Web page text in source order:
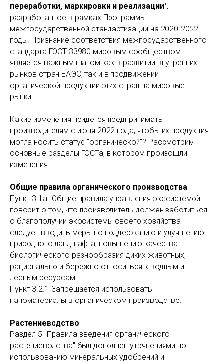
переработки, маркировки и реализации",
разработанное в рамках Программы
межгосударственной стандартизации на 2020-2022
годы. Признание соответствия межгосударственного
стандарта ГОСТ 33980 мировым сообществом
является важным шагом как в развитии внутренних
рынков стран ЕАЭС, так и в продвижении
органической продукции этих стран на мировые
рынки.
Какие изменения придется предпринимать
производителям с июня 2022 года, чтобы их продукция
могла носить статус "органической"? Рассмотрим
основные разделы ГОСТа, в котором произошли
изменения.
Общие правила органического производства
Пункт 3.1а "Общие правила управления экосистемой"
говорит о том, что производитель должен заботиться
о благополучии экосистемы своего хозяйства -
следует вводить меры по поддержанию и улучшению
природного ландшафта, повышению качества
биологического разнообразия диких животных,
рационально и бережно относиться к водным и
лесным ресурсам.
Пункт 3.2.1 Запрещается использовать
наноматериалы в органическом производстве.
Растениеводство
Раздел 5 "Правила введения органического
растениеводства" был дополнен уточнениями по
использованию минеральных удобрений и